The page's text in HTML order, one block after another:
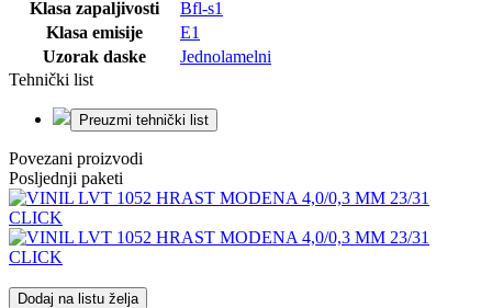
Klasa zapaljivosti
Bfl-s1
Klasa emisije
E1
Uzorak daske
Jednolamelni
Tehnički list
Preuzmi tehnički list
Povezani proizvodi
Posljednji paketi
Dodaj na listu želja